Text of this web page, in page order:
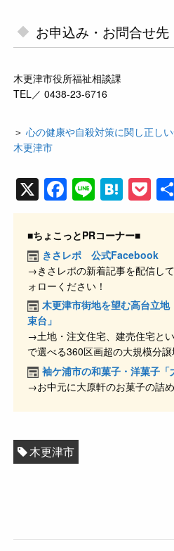
お申込み・お問合せ先
木更津市役所福祉相談課
TEL／ 0438-23-6716
＞心の健康や自殺対策に関し正し
木更津市
X F
a
c
e
b
o
o
k
Li
n
e
H
at
e
n
a
P
o
et
■ちょこっとPRコーナー■
きさレポ 公式Facebook
→きさレポの新着記事を配信し
ォローください！
木更津市街地を望む高台立
束台」
→土地・注文住宅、建売住宅と
で選べる360区画超の大規模分
袖ケ浦市の和菓子・洋菓子「
→お中元に大原軒のお菓子の詰
木更津市